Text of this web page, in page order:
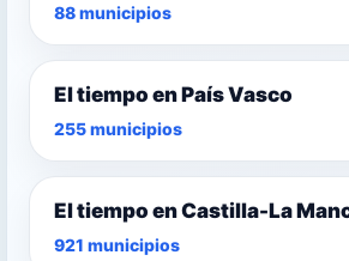
88 municipios
El tiempo en País Vasco
255 municipios
El tiempo en Castilla-La
921 municipios